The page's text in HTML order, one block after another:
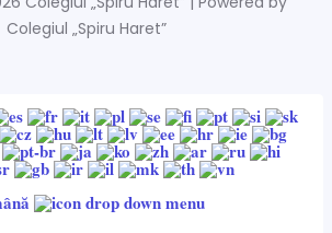
Colegiul „Spiru Haret”